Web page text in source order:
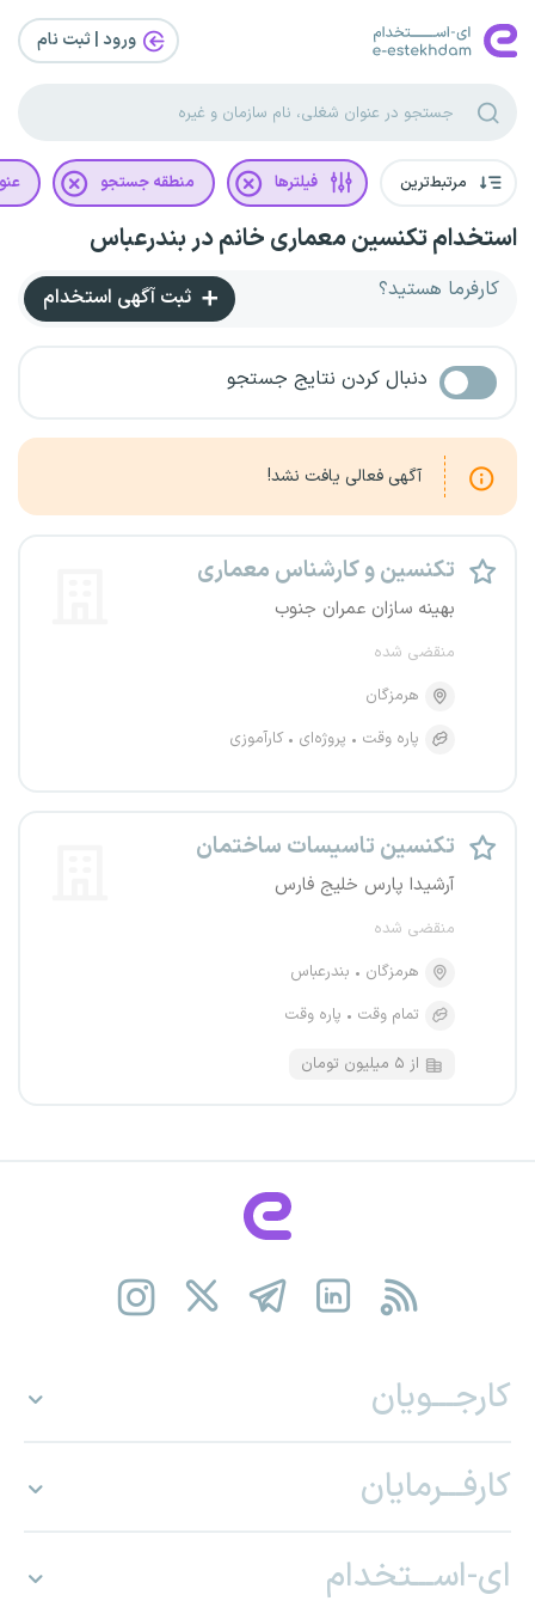
ورود | ثبت‌ نام
مرتبط‌ترین فیلترها منطقه جستجو
استخدام تکنسین معماری خانم در بندرعباس
کارفرما هستید؟ ثبت آگهی استخدام
دنبال کردن نتایج جستجو
آگهی فعالی یافت نشد!
تکنسین و کارشناس معماری
بهینه سازان عمران جنوب
منقضی شده
هرمزگان
پاره وقت
پروژه‌ای کارآموزی
تکنسین تاسیسات ساختمان
آرشیدا پارس خلیج فارس
منقضی شده
هرمزگان
بندرعباس
تمام وقت
پاره وقت
از ۵ میلیون تومان
کارجـــویان
کارفـــرمایان
ای-اســـتخدام